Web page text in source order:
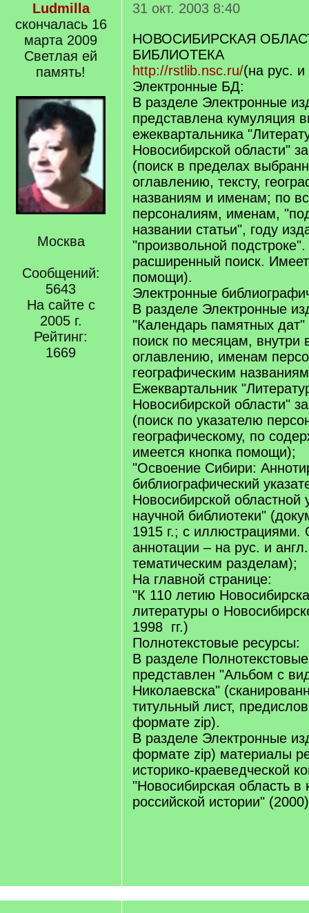
Ludmilla
скончалась 16
марта 2009
Светлая ей
память!
Москва
Сообщений:
5643
На сайте с
2005 г.
Рейтинг:
1669
31 окт. 2003 8:40
НОВОСИБИРСКАЯ
БИБЛИОТЕКА
http://rstlib.nsc.ru/(на рус. и
Электронные БД:
В разделе Электронные
представлена кумуляция
ежеквартальника
Новосибирской области"
(поиск в пределах
оглавлению, тексту,
названиям и именам; по
персоналиям, именам,
названии статьи", году
"произвольной
расширенный поиск.
помощи).
Электронные
В разделе Электронные
"Календарь памятных дат"
поиск по месяцам, внутри
оглавлению, именам
географическим
Ежеквартальник
Новосибирской области"
(поиск по указателю
географическому, по
имеется кнопка помощи);
"Освоение Сибири:
библиографический
Новосибирской областной
научной библиотеки"
1915 г.; с иллюстрациями.
аннотации – на рус. и
тематическим разделам);
На главной странице:
"К 110 летию
литературы о
1998 гг.)
Полнотекстовые ресурсы:
В разделе
представлен "Альбом с
Николаевска"
титульный лист,
формате zip).
В разделе Электронные
формате zip) материалы
историко-краеведческой
"Новосибирская область в
российской истории"